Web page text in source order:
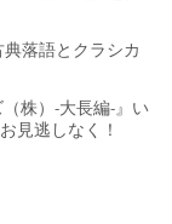
落語とクラシカ
株）-大長編-』い
見逃しなく！